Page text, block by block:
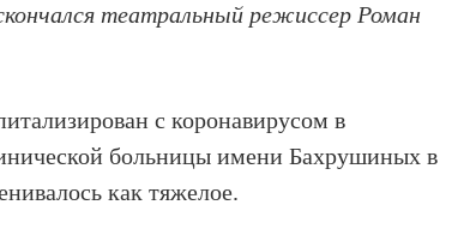
театральный режиссер Роман
с коронавирусом в
больницы имени Бахрушиных в
как тяжелое.